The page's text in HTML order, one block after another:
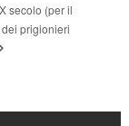
secolo (per il
prigionieri